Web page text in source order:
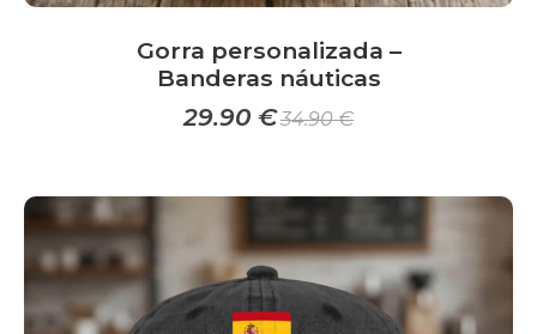
Gorra personalizada –
Banderas náuticas
29.90 €34.90€
tiene
múltiples
variantes.
Las